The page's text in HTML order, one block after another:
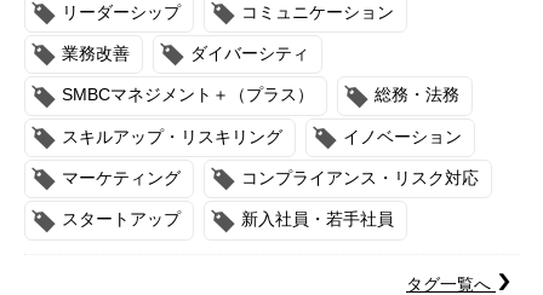
リーダーシップ コミュニケーション
業務改善 ダイバーシティ
SMBCマネジメント＋（プラス） 総務・法務
スキルアップ・リスキリング イノベーション
マーケティング コンプライアンス・リスク対応
スタートアップ 新入社員・若手社員
タグ一覧へ